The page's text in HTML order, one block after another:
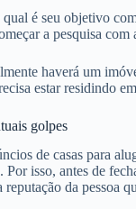
é seu objetivo
a pesquisa com
haverá um
estar residindo
golpes
de casas para
Por isso, antes de
da pessoa